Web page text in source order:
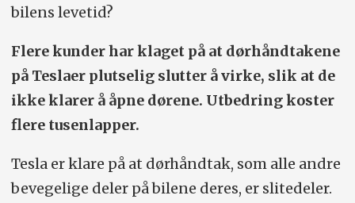
bilens levetid?
Flere kunder har klaget på at dørhåndtakene
på Teslaer plutselig slutter å virke, slik at de
ikke klarer å åpne dørene. Utbedring koster
flere tusenlapper.
Tesla er klare på at dørhåndtak, som alle andre
bevegelige deler på bilene deres, er slitedeler.